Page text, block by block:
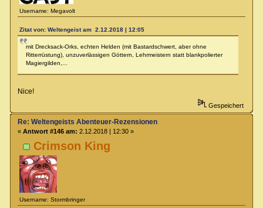
Username: Megavolt
Zitat von: Weltengeist am 2.12.2018 | 12:05
mit Drecksack-Orks, echten Helden (mit Bastardschwert, aber ohne
Ritterrüstung), unzuverlässigen Göttern, Lehrmeistern statt blankpolierter
Magiergilden,...
Nice!
Gespeichert
Crimson King
Username: Stormbringer
Re: Weltengeists Abenteuer-Rezensionen
« Antwort #146 am: 2.12.2018 | 12:30 »